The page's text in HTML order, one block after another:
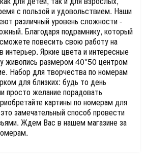
с пользой и удовольствием. Наши
различный уровень сложности -
Благодаря подрамнику, который
повесить свою работу на
интерьер. Яркие цвета и интересные
размером 40*50 центром
Набор для творчества по номерам
для близких: будь то день
просто желание порадовать
картины по номерам для
замечательный способ провести
Ждем Вас в нашем магазине за